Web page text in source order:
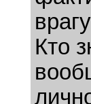
Кто